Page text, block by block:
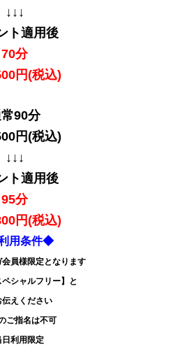
↓↓↓
ト適用後
70分
円(税込)
90分
円(税込)
↓↓↓
ト適用後
95分
円(税込)
用条件◆
会員様限定となります
シャルフリー】と
伝えください
ご指名は不可
日利用限定